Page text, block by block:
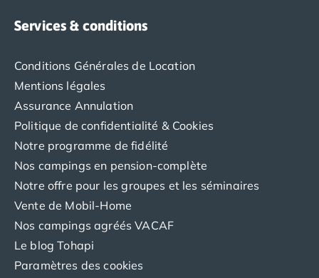
Nos Mobils-Homes/nos-hebergements/location-mobil-
Nos Emplacements/nos-hebergements/location-
La marque Tohapi by Homair
Vivez l'expérience
Services et infos pratiques
Nos modes de paiement
Paiement en plusieurs fois
Paiement en plusieurs fois - avec ONEY BANK
Notre programme de fidélité
Devenir propriétaire
Camping en Dordogne
Camping avec terrain de tennis
Camping avec salle de sport
Services & conditions
Conditions Générales de Location
Mentions légales
Assurance Annulation
Politique de confidentialité & Cookies
Notre programme de fidélité
Nos campings en pension-complète
Notre offre pour les groupes et les séminaires
Vente de Mobil-Home
Nos campings agréés VACAF
Le blog Tohapi
Paramètres des cookies